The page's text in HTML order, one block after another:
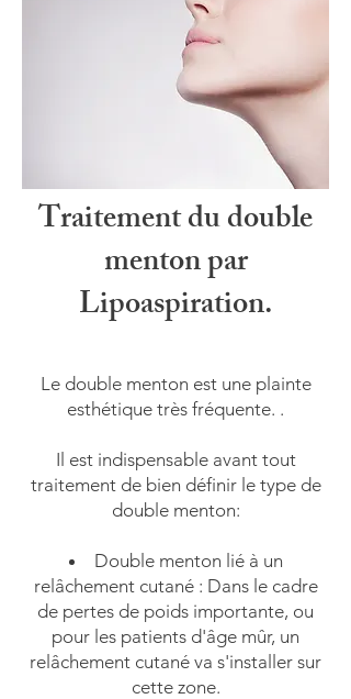
Traitement du double
menton par
Lipoaspiration.
Le double menton est une plainte
esthétique très fréquente. .
Il est indispensable avant tout
traitement de bien définir le type de
double menton:
Double menton lié à un
relâchement cutané : Dans le cadre
de pertes de poids importante, ou
pour les patients d'âge mûr, un
relâchement cutané va s'installer sur
cette zone.